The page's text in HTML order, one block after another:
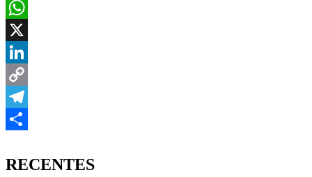
Email
WhatsApp
X
LinkedIn
Copy
Link
Telegram
RECENTES